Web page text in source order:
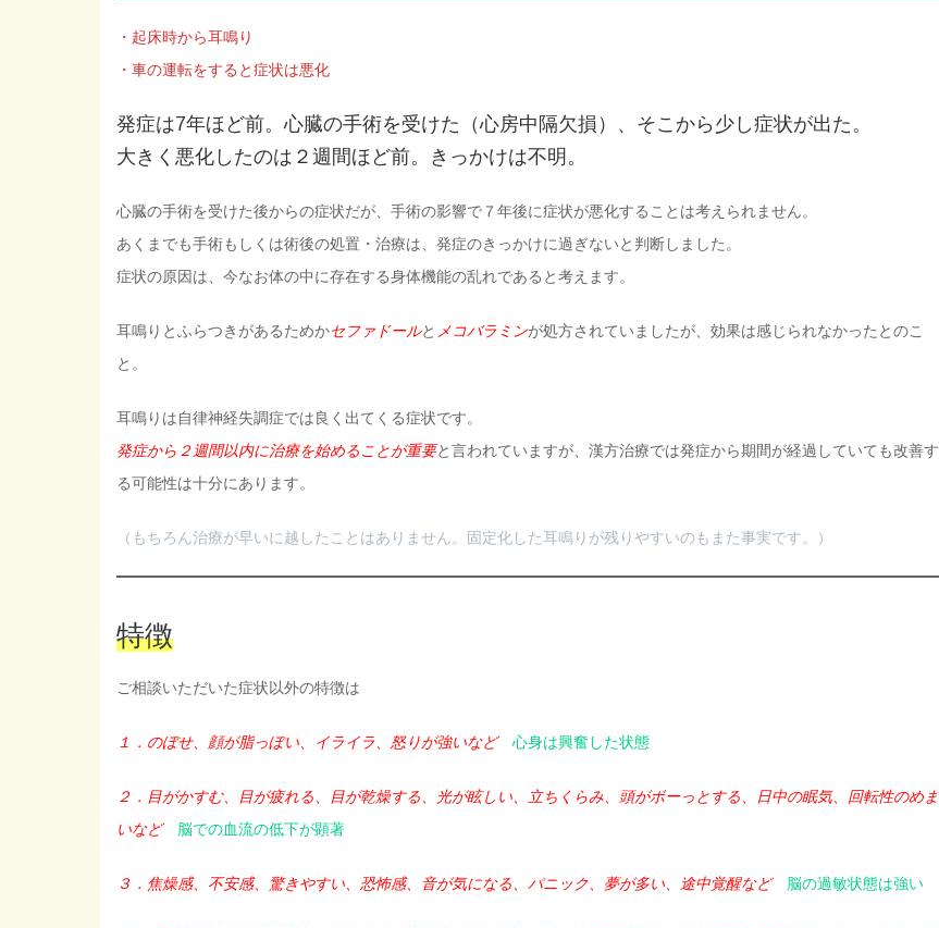
・起床時から耳鳴り
・車の運転をすると症状は悪化
発症は7年ほど前。心臓の手術を受けた（心房中隔欠損）、そこから少し症状が出た。
大きく悪化したのは２週間ほど前。きっかけは不明。
心臓の手術を受けた後からの症状だが、手術の影響で７年後に症状が悪化することは考えられません。
あくまでも手術もしくは術後の処置・治療は、発症のきっかけに過ぎないと判断しました。
症状の原因は、今なお体の中に存在する身体機能の乱れであると考えます。
耳鳴りとふらつきがあるためかセファドールと メコバラミンが処方されていましたが、効果は感じられなかったとのこ
と。
耳鳴りは自律神経失調症では良く出てくる症状です。
発症から２週間以内に治療を始めることが重要と言われていますが、漢方治療では発症から期間が経過していても改善す
る可能性は十分にあります。
（もちろん治療が早いに越したことはありません。固定化した耳鳴りが残りやすいのもまた事実です。）
特徴
ご相談いただいた症状以外の特徴は
１．のぼせ、顔が脂っぽい、イライラ、怒りが強いなど心身は興奮した状態
２．目がかすむ、目が疲れる、目が乾燥する、光が眩しい、立ちくらみ、頭がボーっとする、日中の眠気、回転性のめま
いなど脳での血流の低下が顕著
３．焦燥感、不安感、驚きやすい、恐怖感、音が気になる、パニック、夢が多い、途中覚醒など脳の過敏状態は強い